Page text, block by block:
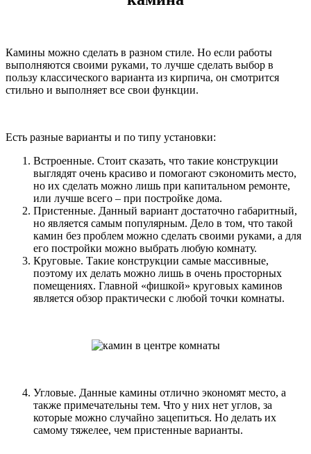
Камины можно сделать в разном стиле. Но если работы
выполняются своими руками, то лучше сделать выбор в
пользу классического варианта из кирпича, он смотрится
стильно и выполняет все свои функции.
Есть разные варианты и по типу установки:
Встроенные. Стоит сказать, что такие конструкции
выглядят очень красиво и помогают сэкономить место,
но их сделать можно лишь при капитальном ремонте,
или лучше всего – при постройке дома.
Пристенные. Данный вариант достаточно габаритный,
но является самым популярным. Дело в том, что такой
камин без проблем можно сделать своими руками, а для
его постройки можно выбрать любую комнату.
Круговые. Такие конструкции самые массивные,
поэтому их делать можно лишь в очень просторных
помещениях. Главной «фишкой» круговых каминов
является обзор практически с любой точки комнаты.
Угловые. Данные камины отлично экономят место, а
также примечательны тем. Что у них нет углов, за
которые можно случайно зацепиться. Но делать их
самому тяжелее, чем пристенные варианты.